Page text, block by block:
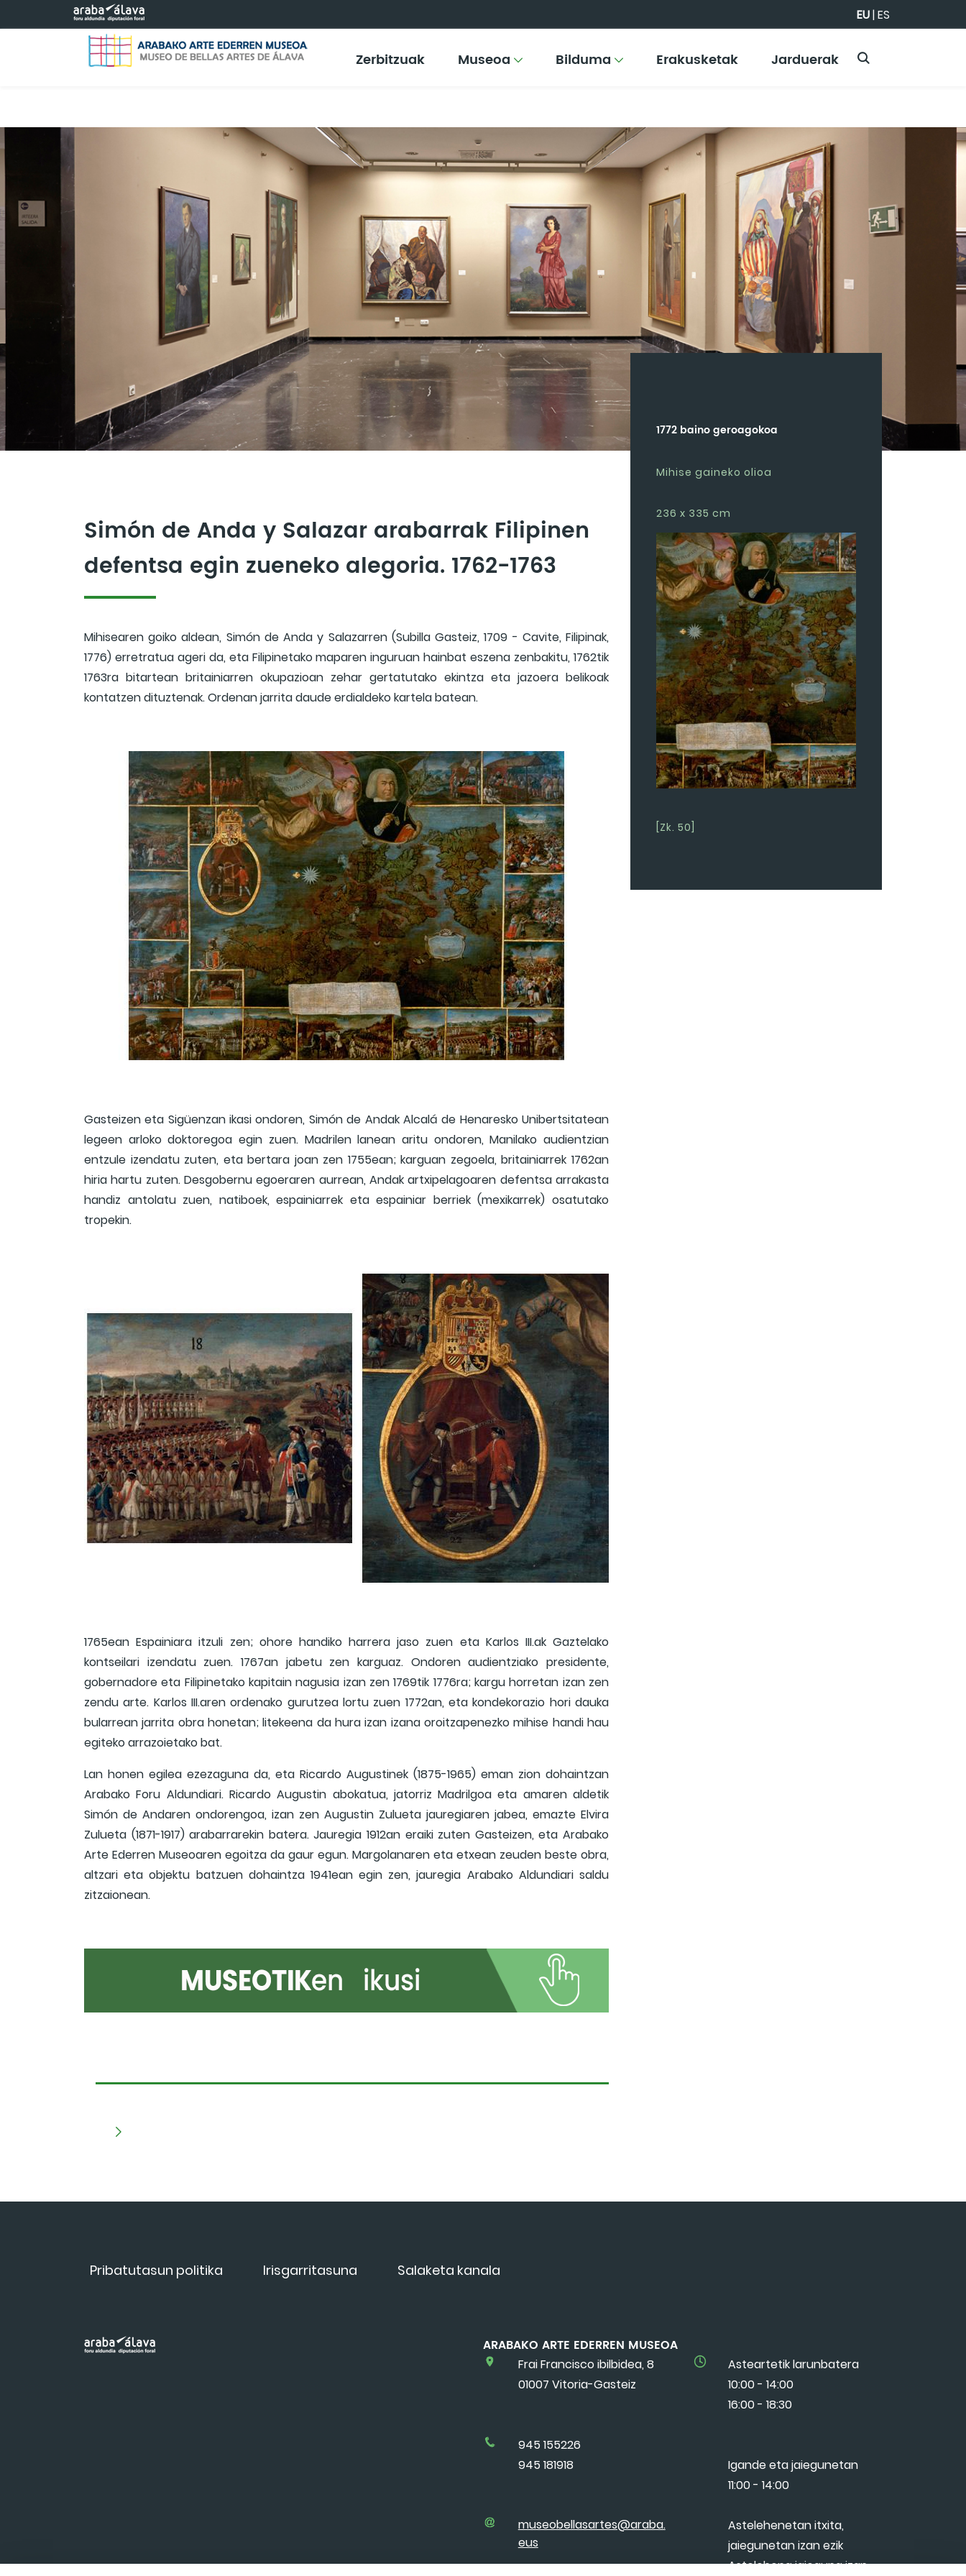
Eduki nagusira joan EU|ES
Zerbitzuak Museoa Bilduma Erakusketak Jarduerak
Simón de Anda y Salazar arabarrak Filipinen
defentsa egin zueneko alegoria. 1762-1763
Mihisearen goiko aldean, Simón de Anda y Salazarren (Subilla Gasteiz, 1709 - Cavite, Filipinak,
1776) erretratua ageri da, eta Filipinetako maparen inguruan hainbat eszena zenbakitu, 1762tik
1763ra bitartean britainiarren okupazioan zehar gertatutako ekintza eta jazoera belikoak
kontatzen dituztenak. Ordenan jarrita daude erdialdeko kartela batean.
Gasteizen eta Sigüenzan ikasi ondoren, Simón de Andak Alcalá de Henaresko Unibertsitatean
legeen arloko doktoregoa egin zuen. Madrilen lanean aritu ondoren, Manilako audientzian
entzule izendatu zuten, eta bertara joan zen 1755ean; karguan zegoela, britainiarrek 1762an
hiria hartu zuten. Desgobernu egoeraren aurrean, Andak artxipelagoaren defentsa arrakasta
handiz antolatu zuen, natiboek, espainiarrek eta espainiar berriek (mexikarrek) osatutako
tropekin.
1765ean Espainiara itzuli zen; ohore handiko harrera jaso zuen eta Karlos III.ak Gaztelako
kontseilari izendatu zuen. 1767an jabetu zen karguaz. Ondoren audientziako presidente,
gobernadore eta Filipinetako kapitain nagusia izan zen 1769tik 1776ra; kargu horretan izan zen
zendu arte. Karlos III.aren ordenako gurutzea lortu zuen 1772an, eta kondekorazio hori dauka
bularrean jarrita obra honetan; litekeena da hura izan izana oroitzapenezko mihise handi hau
egiteko arrazoietako bat.
Lan honen egilea ezezaguna da, eta Ricardo Augustinek (1875-1965) eman zion dohaintzan
Arabako Foru Aldundiari. Ricardo Augustin abokatua, jatorriz Madrilgoa eta amaren aldetik
Simón de Andaren ondorengoa, izan zen Augustin Zulueta jauregiaren jabea, emazte Elvira
Zulueta (1871-1917) arabarrarekin batera. Jauregia 1912an eraiki zuten Gasteizen, eta Arabako
Arte Ederren Museoaren egoitza da gaur egun. Margolanaren eta etxean zeuden beste obra,
altzari eta objektu batzuen dohaintza 1941ean egin zen, jauregia Arabako Aldundiari saldu
zitzaionean.
1772 baino geroagokoa
Mihise gaineko olioa
236 x 335 cm
[Zk. 50]
Pribatutasun politika Irisgarritasuna Salaketa kanala
ARABAKO ARTE EDERREN MUSEOA
Frai Francisco ibilbidea, 8
01007 Vitoria-Gasteiz
Asteartetik larunbatera
10:00 - 14:00
16:00 - 18:30
945 155226
945 181918
Igande eta jaiegunetan
11:00 - 14:00
museobellasartes@araba.
eus
Astelehenetan itxita,
jaiegunetan izan ezik
Astelehena jaieguna izan